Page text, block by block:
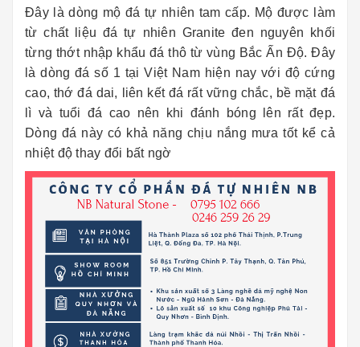
Đây là dòng mộ đá tự nhiên tam cấp. Mộ được làm
từ chất liệu đá tự nhiên Granite đen nguyên khối
từng thớt nhập khẩu đá thô từ vùng Bắc Ấn Độ. Đây
là dòng đá số 1 tại Việt Nam hiện nay với độ cứng
cao, thớ đá dai, liên kết đá rất vững chắc, bề mặt đá
lì và tuổi đá cao nên khi đánh bóng lên rất đẹp.
Dòng đá này có khả năng chịu nắng mưa tốt kể cả
nhiệt độ thay đổi bất ngờ